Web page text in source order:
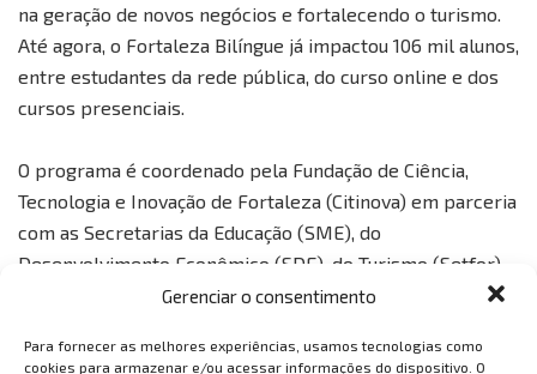
Gerenciar o consentimento
Para fornecer as melhores experiências, usamos tecnologias como
cookies para armazenar e/ou acessar informações do dispositivo. O
na geração de novos negócios e fortalecendo o turismo.
Até agora, o Fortaleza Bilíngue já impactou 106 mil alunos,
entre estudantes da rede pública, do curso online e dos
cursos presenciais.
O programa é coordenado pela Fundação de Ciência,
Tecnologia e Inovação de Fortaleza (Citinova) em parceria
com as Secretarias da Educação (SME), do
Desenvolvimento Econômico (SDE), do Turismo (Setfor),
da Juventude (Sejuv), além do Imparh e da Assessoria de